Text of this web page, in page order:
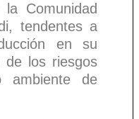
Comunidad
tendentes a
en su
de los riesgos
ambiente de